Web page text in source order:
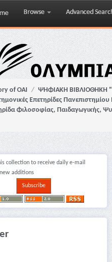
Browse Advanced
of OAI ΨΗΦΙΑΚΗ ΒΙΒΛΙΟΘΗΚΗ
Επετηρίδες
Φιλοσοφίας, Παιδαγωγικής,
collection to receive daily e-mail
additions